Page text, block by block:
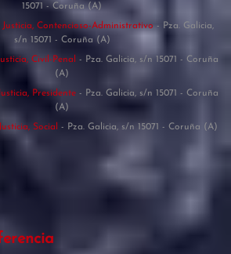
15071 - Coruña (A)
Contencioso-Administrativo - Pza. Galicia,
s/n 15071 - Coruña (A)
Civil-Penal - Pza. Galicia, s/n 15071 - Coruña
(A)
Presidente - Pza. Galicia, s/n 15071 - Coruña
(A)
Social - Pza. Galicia, s/n 15071 - Coruña (A)